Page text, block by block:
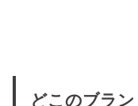
どこのブラン